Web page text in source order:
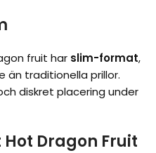
fruit har slim-format,
än traditionella prillor.
diskret placering under
Hot Dragon Fruit